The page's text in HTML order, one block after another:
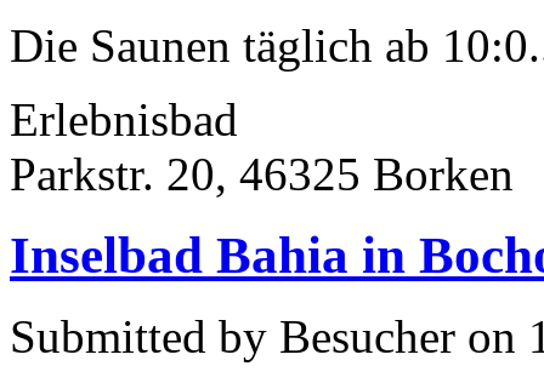
Die Saunen täglich ab
Erlebnisbad
Parkstr. 20, 46325 Borken
Inselbad Bahia in
Submitted by Besucher on